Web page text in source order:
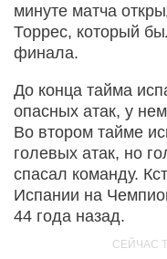
минуте матча
Торрес, который
финала.
До конца тайма
опасных атак, у
Во втором тайме
голевых атак, но
спасал команду.
Испании на
44 года назад.